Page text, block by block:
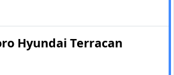
Hyundai Terracan